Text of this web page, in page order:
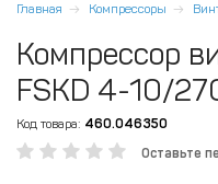
Главная Компрессоры
Компрессор
FSKD 4-10/
Код товара: 460.046350
Оставьте